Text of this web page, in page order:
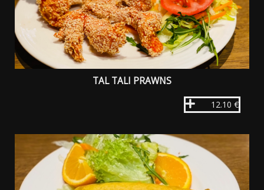
TAL TALI PRAWNS
12.10 €